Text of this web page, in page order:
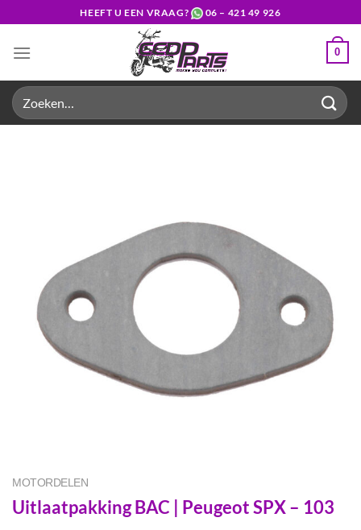
naar
inhoud
HEEFT U EEN VRAAG? 06 – 421 49 926
0
Zoeken
naar:
MOTORDELEN
Uitlaatpakking BAC | Peugeot SPX – 103